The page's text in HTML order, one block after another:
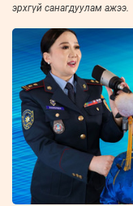
эрхгүй санагдуулам ажээ.